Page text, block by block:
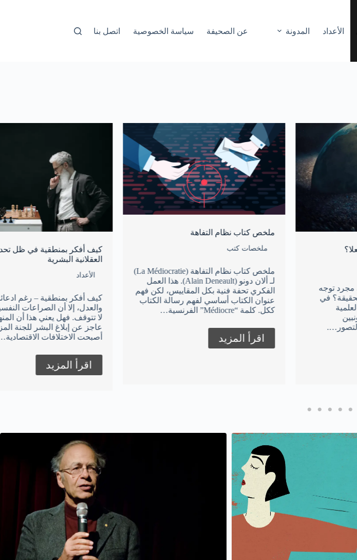
الأعداد المدونة عن الصحيفة سياسة الخصوصية اتصل بنا
ملخص كتاب نظام التفاهة
ملخص كتاب نظام التفاهة (La Médiocratie)
لـ ألان دونو (Alain Deneault). هذا العمل
الفكري تحفة فنية بكل المقاييس، لكن فهم
عنوان الكتاب أساسي لفهم رسالة الكتاب
كيف أفكر بمنطقية في ظل تحديات
الأعداد
كيف أفكر بمنطقية – رغم ادعائنا العقلانية
والعدل، إلا أن الصراعات النفسية والفكرية
لا تتوقف. فهل يعني هذا أن المنهج العقلاني
عاجز عن إبلاغ البشر للجنة المزعومة؟
أصبحت الاختلافات الاقتصادية…